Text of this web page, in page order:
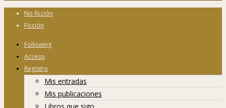
No ficción
Ficción
Following
Acceso
Registro
Mis entradas
Mis publicaciones